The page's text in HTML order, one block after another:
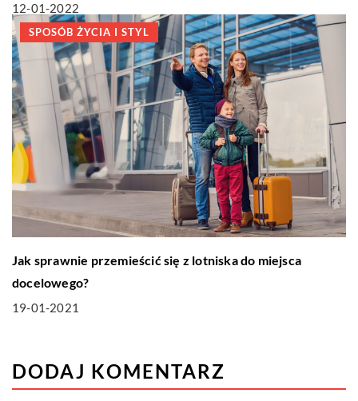
12-01-2022
SPOSÓB ŻYCIA I STYL
Jak sprawnie przemieścić się z lotniska do miejsca
docelowego?
19-01-2021
DODAJ KOMENTARZ